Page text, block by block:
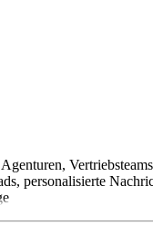
personalisierte